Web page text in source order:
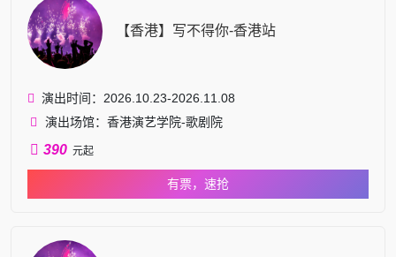
【香港】写不得你-香港站
演出时间：2026.10.23-2026.11.08
演出场馆：香港演艺学院-歌剧院
390 元起
有票，速抢